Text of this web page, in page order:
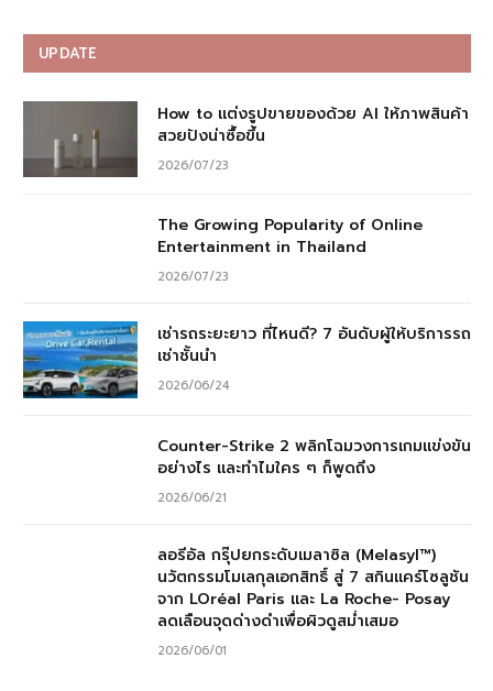
UPDATE
How to แต่งรูปขายของด้วย AI ให้ภาพสินค้า
สวยปังน่าซื้อขึ้น
2026/07/23
The Growing Popularity of Online
Entertainment in Thailand
2026/07/23
เช่ารถระยะยาว ที่ไหนดี? 7 อันดับผู้ให้บริการรถ
เช่าชั้นนำ
2026/06/24
Counter-Strike 2 พลิกโฉมวงการเกมแข่งขัน
อย่างไร และทำไมใคร ๆ ก็พูดถึง
2026/06/21
ลอรีอัล กรุ๊ปยกระดับเมลาซิล (Melasyl™)
นวัตกรรมโมเลกุลเอกสิทธิ์ สู่ 7 สกินแคร์โซลูชัน
จาก LOréal Paris และ La Roche- Posay
ลดเลือนจุดด่างดำเพื่อผิวดูสม่ำเสมอ
2026/06/01